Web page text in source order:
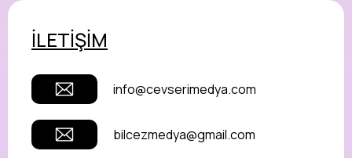
İLETİŞİM
info@cevserimedya.com
bilcezmedya@gmail.com